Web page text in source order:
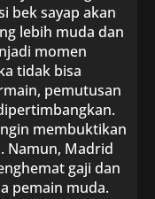
bek sayap akan
lebih muda dan
momen
tidak bisa
pemutusan
membuktikan
Namun, Madrid
gaji dan
pemain muda.